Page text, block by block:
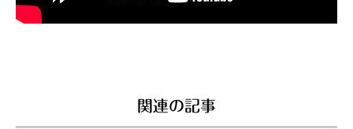
関連の記事